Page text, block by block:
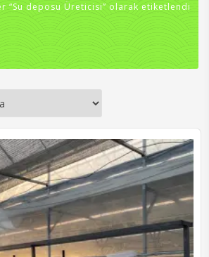
“Su deposu Üreticisi” olarak etiketlendi